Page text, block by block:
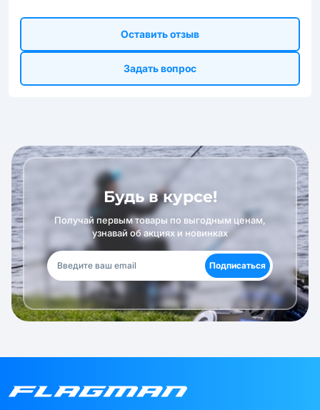
Оставить отзыв
Задать вопрос
Будь в курсе!
Получай первым товары по выгодным ценам,
узнавай об акциях и новинках
Подписаться